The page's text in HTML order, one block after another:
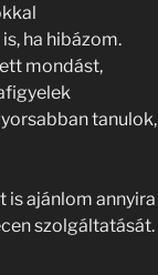
ha hibázom.
mondást,
tanulok,
is ajánlom annyira
szolgáltatását.